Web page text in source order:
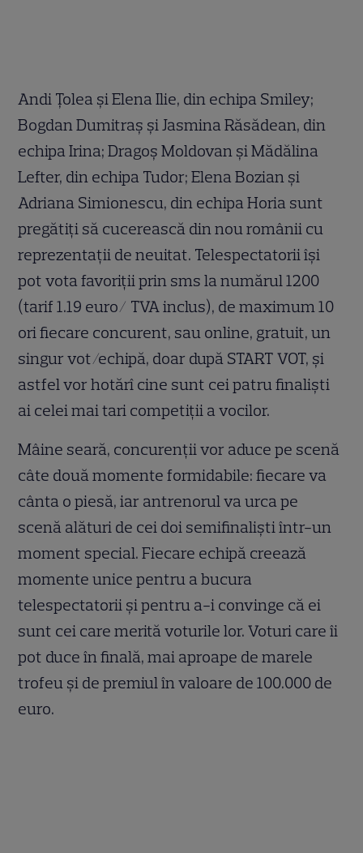
Andi Țolea și Elena Ilie, din echipa Smiley;
Bogdan Dumitraș și Jasmina Răsădean, din
echipa Irina; Dragoș Moldovan și Mădălina
Lefter, din echipa Tudor; Elena Bozian și
Adriana Simionescu, din echipa Horia sunt
pregătiți să cucerească din nou românii cu
reprezentații de neuitat. Telespectatorii își
pot vota favoriții prin sms la numărul 1200
(tarif 1.19 euro/ TVA inclus), de maximum 10
ori fiecare concurent, sau online, gratuit, un
singur vot/echipă, doar după START VOT, și
astfel vor hotărî cine sunt cei patru finaliști
ai celei mai tari competiții a vocilor.
Mâine seară, concurenții vor aduce pe scenă
câte două momente formidabile: fiecare va
cânta o piesă, iar antrenorul va urca pe
scenă alături de cei doi semifinaliști într-un
moment special. Fiecare echipă creează
momente unice pentru a bucura
telespectatorii și pentru a-i convinge că ei
sunt cei care merită voturile lor. Voturi care îi
pot duce în finală, mai aproape de marele
trofeu și de premiul în valoare de 100.000 de
euro.